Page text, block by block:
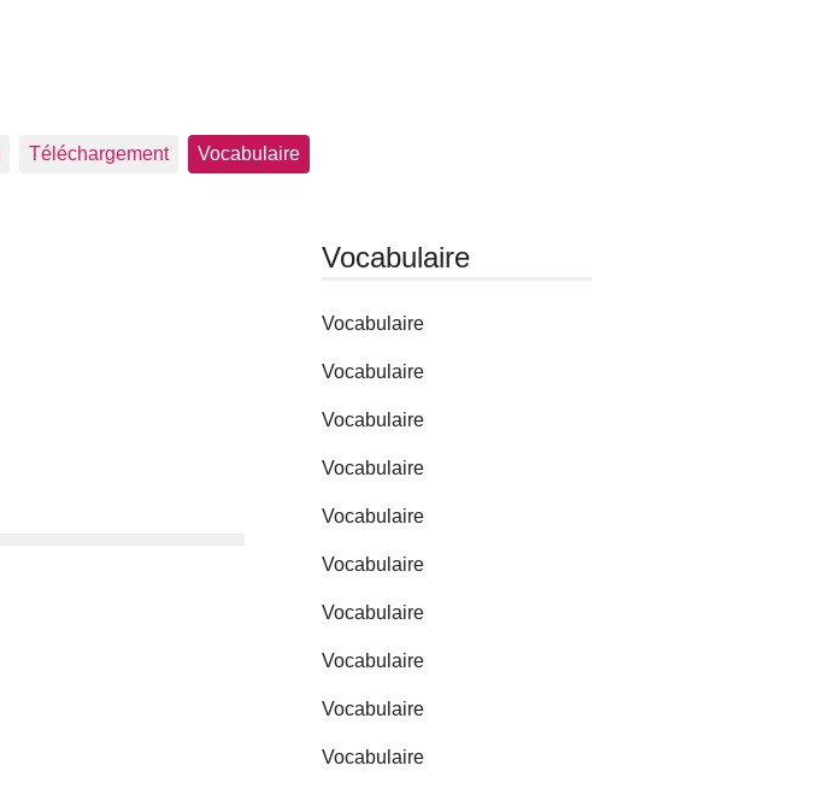
Téléchargement Vocabulaire
Vocabulaire
Vocabulaire
Vocabulaire
Vocabulaire
Vocabulaire
Vocabulaire
Vocabulaire
Vocabulaire
Vocabulaire
Vocabulaire
Vocabulaire